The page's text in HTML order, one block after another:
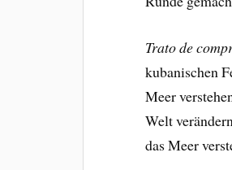
Trato de
kubanischen
Meer
Welt
das Meer